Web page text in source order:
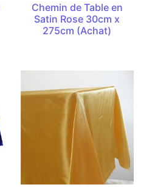
Chemin de Table en
Satin Rose 30cm x
275cm (Achat)